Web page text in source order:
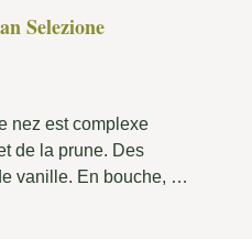
Selezione
nez est complexe
de la prune. Des
vanille. En bouche, il
avec des